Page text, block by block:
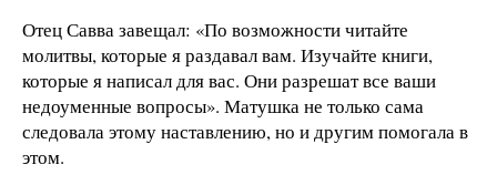
Отец Савва завещал: «По возможности читайте
молитвы, которые я раздавал вам. Изучайте книги,
которые я написал для вас. Они разрешат все ваши
недоуменные вопросы». Матушка не только сама
следовала этому наставлению, но и другим помогала в
этом.